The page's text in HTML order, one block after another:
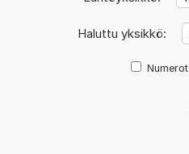
Haluttu yksikkö: